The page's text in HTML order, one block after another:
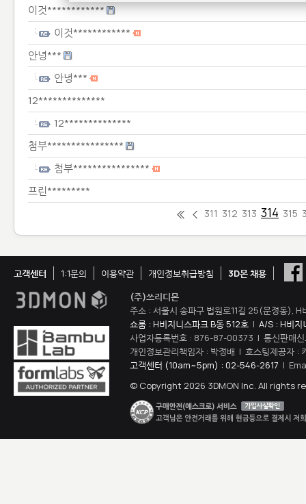
이것************
이것************
안녕***
안녕***
12**************
12**************
첨부****************
첨부****************
프린*********
311 312 313 314 315
고객센터 1:1문의 이용약관 개인정보취급방침
3D몬 채용
(주)쓰리디몬
주소 : 서울시 송파구 법원로11길 25(문정동),
쇼룸 : H비지니스파크 B동 512호 | A/S : H비지
사업자등록번호 : 876-87-00373 | 통신판매
개인정보관리책임자 : 박정배 | 호스팅제공자 :
고객센터 (10am~5pm) : 02-546-2617 |
© Copyright 2026 3DMON Inc. All rights